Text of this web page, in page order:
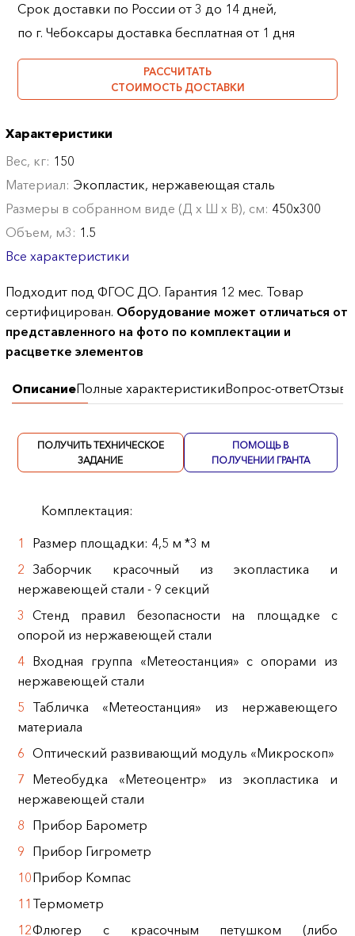
Срок доставки по России от 3 до 14 дней,
по г. Чебоксары доставка бесплатная от 1 дня
РАССЧИТАТЬ
СТОИМОСТЬ ДОСТАВКИ
Характеристики
Вес, кг: 150
Материал: Экопластик, нержавеющая сталь
Размеры в собранном виде (Д х Ш х В), см: 450х300
Объем, м3: 1.5
Все характеристики
Подходит под ФГОС ДО. Гарантия 12 мес. Товар
сертифицирован. Оборудование может отличаться от
представленного на фото по комплектации и
расцветке элементов
ОписаниеПолные характеристикиВопрос-ответОтзывы
ПОЛУЧИТЬ ТЕХНИЧЕСКОЕ
ЗАДАНИЕ
ПОМОЩЬ В
ПОЛУЧЕНИИ ГРАНТА
Комплектация:
Размер площадки: 4,5 м *3 м
Заборчик красочный из экопластика и
нержавеющей стали - 9 секций
Стенд правил безопасности на площадке с
опорой из нержавеющей стали
Входная группа «Метеостанция» с опорами из
нержавеющей стали
Табличка «Метеостанция» из нержавеющего
материала
Оптический развивающий модуль «Микроскоп»
Метеобудка «Метеоцентр» из экопластика и
нержавеющей стали
Прибор Барометр
Прибор Гигрометр
Прибор Компас
Термометр
Флюгер с красочным петушком (либо